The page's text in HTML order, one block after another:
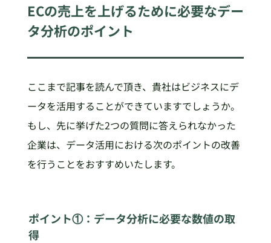
ECの売上を上げるために必要なデー
タ分析のポイント
ここまで記事を読んで頂き、貴社はビジネスにデ
ータを活用することができていますでしょうか。
もし、先に挙げた2つの質問に答えられなかった
企業は、データ活用における次のポイントの改善
を行うことをおすすめいたします。
ポイント①：データ分析に必要な数値の取
得